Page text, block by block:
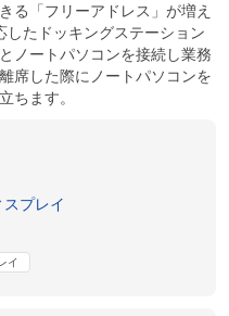
る「フリーアドレス」が増え
したドッキングステーション
ノートパソコンを接続し業務
席した際にノートパソコンを
ちます。
プレイ
イ